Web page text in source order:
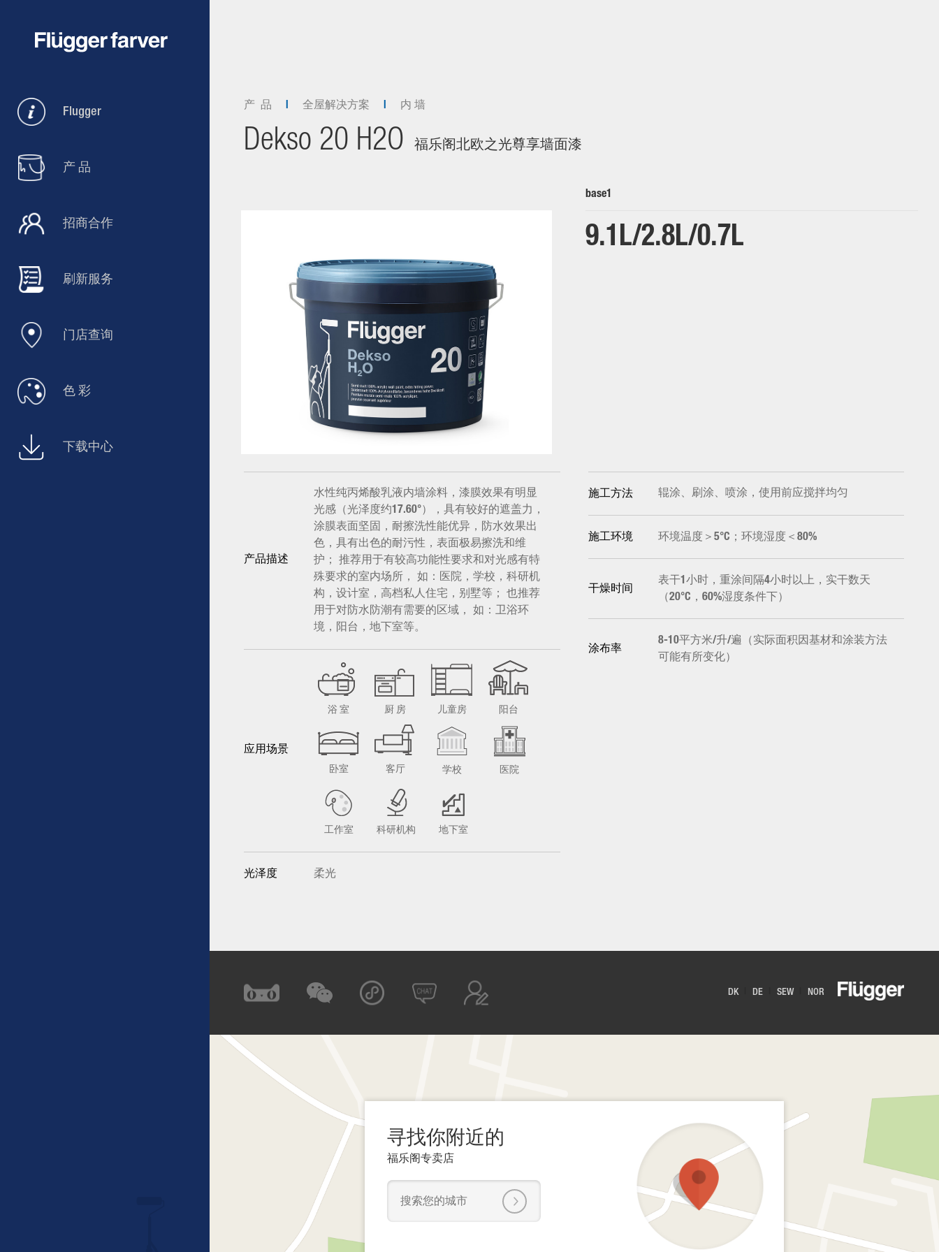
Flugger
产 品
招商合作
刷新服务
门店查询
色 彩
下载中心
产 品 全屋解决方案 内 墙
Dekso 20 H2O 福乐阁北欧之光尊享墙面漆
base1
9.1L 2.8L 0.7L
产品描述
水性纯丙烯酸乳液内墙涂料，漆膜效果有明显
光感（光泽度约17.60°），具有较好的遮盖力，
涂膜表面坚固，耐擦洗性能优异，防水效果出
色，具有出色的耐污性，表面极易擦洗和维
护； 推荐用于有较高功能性要求和对光感有特
殊要求的室内场所， 如：医院，学校，科研机
构，设计室，高档私人住宅，别墅等； 也推荐
用于对防水防潮有需要的区域， 如：卫浴环
境，阳台，地下室等。
应用场景
浴 室 厨 房 儿童房 阳台
卧室 客厅 学校 医院
工作室 科研机构 地下室
光泽度 柔光
施工方法 辊涂、刷涂、喷涂，使用前应搅拌均匀
施工环境 环境温度＞5°C；环境湿度＜80%
干燥时间
表干1小时，重涂间隔4小时以上，实干数天
（20°C，60%湿度条件下）
涂布率
8-10平方米/升/遍（实际面积因基材和涂装方法
可能有所变化）
DK DE SEW NOR
寻找你附近的
福乐阁专卖店